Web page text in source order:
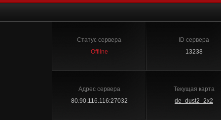
Статус сервера
Offline
ID сервера
13238
Адрес сервера
80.90.116.116:27032
Текущая карта
de_dust2_2x2